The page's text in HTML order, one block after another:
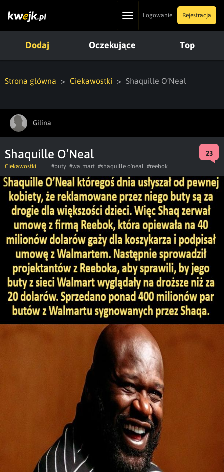
ToggleLogowanie Rejestracja
Dodaj Oczekujące Top
Strona główna Ciekawostki Shaquille O’Neal
Gilina
Shaquille O’Neal 23
Ciekawostki #buty #walmart #shaquille o'neal #reebok